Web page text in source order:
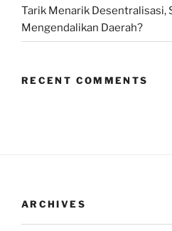
Tarik Menarik Desentralisasi,
Mengendalikan Daerah?
RECENT COMMENTS
ARCHIVES